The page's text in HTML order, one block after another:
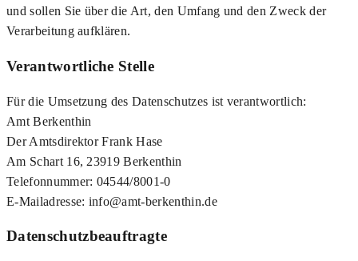
und sollen Sie über die Art, den Umfang und den Zweck der
Verarbeitung aufklären.
Verantwortliche Stelle
Für die Umsetzung des Datenschutzes ist verantwortlich:
Amt Berkenthin
Der Amtsdirektor Frank Hase
Am Schart 16, 23919 Berkenthin
Telefonnummer: 04544/8001-0
E-Mailadresse: info@amt-berkenthin.de
Datenschutzbeauftragte